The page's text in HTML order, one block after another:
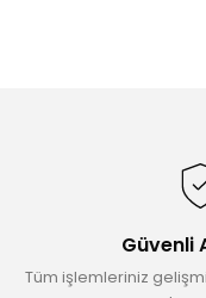
Güvenli
Tüm işlemleriniz